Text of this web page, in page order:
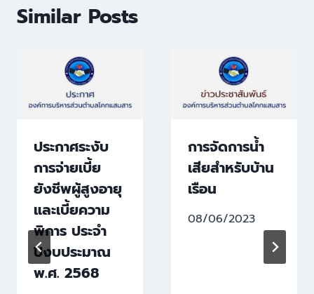
Similar Posts
ประกาศระงับ
การจ่ายเบี้ย
ยังชีพผู้สูงอายุ
และเบี้ยความ
พิการ ประจำ
ปีงบประมาณ
พ.ศ. 2568
การจัดการน้ำ
เสียสำหรับบ้าน
เรือน
08/06/2023